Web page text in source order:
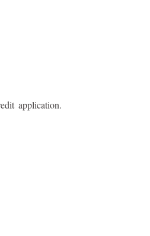
application.